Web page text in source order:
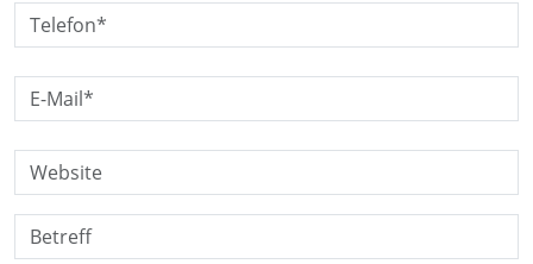
Telefon*:
E-Mail*:
Website:
Betreff: